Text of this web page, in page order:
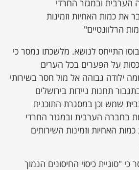
הערבית ובמגזר החרדי
את כמות האחיות וזמינות
הרלוונטיים"
התייחס לנושא. מלשכתו נמסר כי
על הפערים בכל הערים
ילודה גבוהה אל מול חסר בשירותי
תחנות ניידות בירושלים
שמש וכן במסגרת התוכנית
בחברה הערבית ובמגזר החרדי
האחיות וזמינות השירותים
"סוגיית כיסוי החיסונים הנמוך